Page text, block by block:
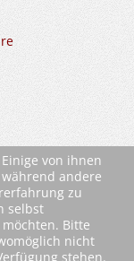
von ihnen
andere
zu
selbst
Bitte
nicht
stehen.